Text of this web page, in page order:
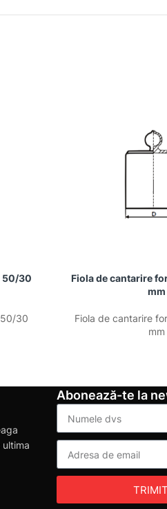
50/30
30
Fiola de cantarire
mm
Fiola de cantarire
mm
Abonează-te la